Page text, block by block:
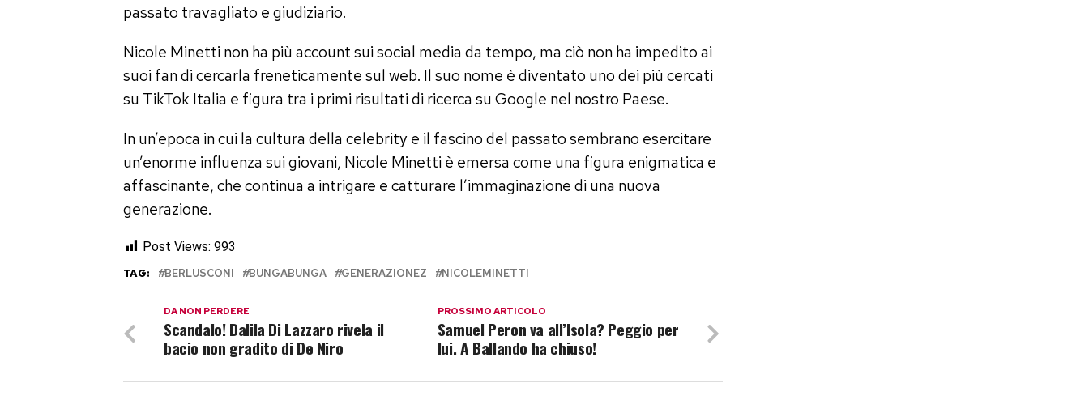
passato travagliato e giudiziario.
Nicole Minetti non ha più account sui social media da tempo, ma ciò non ha impedito ai
suoi fan di cercarla freneticamente sul web. Il suo nome è diventato uno dei più cercati
su TikTok Italia e figura tra i primi risultati di ricerca su Google nel nostro Paese.
In un’epoca in cui la cultura della celebrity e il fascino del passato sembrano esercitare
un’enorme influenza sui giovani, Nicole Minetti è emersa come una figura enigmatica e
affascinante, che continua a intrigare e catturare l’immaginazione di una nuova
generazione.
Post Views: 993
TAG: BERLUSCONI BUNGABUNGA GENERAZIONEZ NICOLEMINETTI
PROSSIMO ARTICOLO
Samuel Peron va all’Isola? Peggio per
lui. A Ballando ha chiuso!
DA NON PERDERE
Scandalo! Dalila Di Lazzaro rivela il
bacio non gradito di De Niro